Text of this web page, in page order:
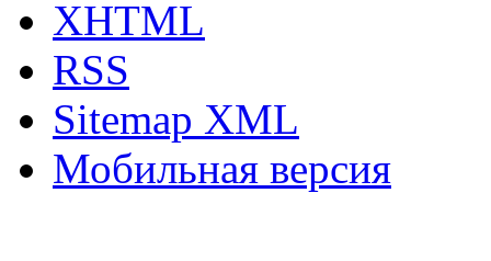
XHTML
RSS
Sitemap XML
Мобильная версия